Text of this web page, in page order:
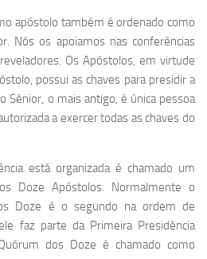
apóstolo também é ordenado como
Nós os apoiamos nas conferências
Os Apóstolos, em virtude
possui as chaves para presidir a
Sênior, o mais antigo, é única pessoa
a exercer todas as chaves do
está organizada é chamado um
Doze Apóstolos. Normalmente o
Doze é o segundo na ordem de
faz parte da Primeira Presidência
dos Doze é chamado como